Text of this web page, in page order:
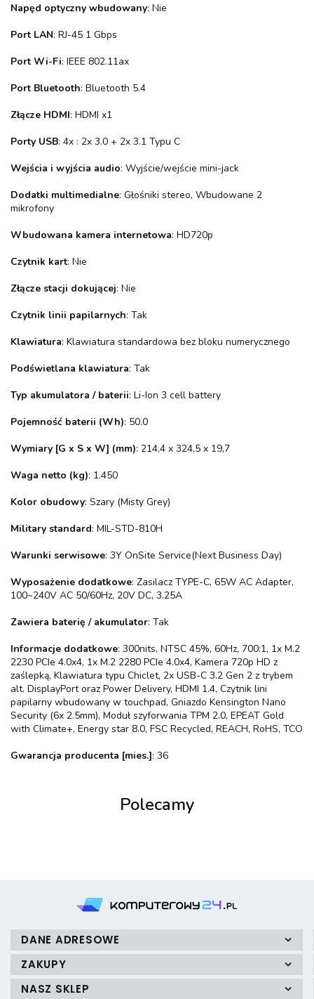
Napęd optyczny wbudowany: Nie
Port LAN: RJ-45 1 Gbps
Port Wi-Fi: IEEE 802.11ax
Port Bluetooth: Bluetooth 5.4
Złącze HDMI: HDMI x1
Porty USB: 4x : 2x 3.0 + 2x 3.1 Typu C
Wejścia i wyjścia audio: Wyjście/wejście mini-jack
Dodatki multimedialne: Głośniki stereo, Wbudowane 2
mikrofony
Wbudowana kamera internetowa: HD720p
Czytnik kart: Nie
Złącze stacji dokującej: Nie
Czytnik linii papilarnych: Tak
Klawiatura: Klawiatura standardowa bez bloku numerycznego
Podświetlana klawiatura: Tak
Typ akumulatora / baterii: Li-Ion 3 cell battery
Pojemność baterii (Wh): 50.0
Wymiary [G x S x W] (mm): 214,4 x 324,5 x 19,7
Waga netto (kg): 1.450
Kolor obudowy: Szary (Misty Grey)
Military standard: MIL-STD-810H
Warunki serwisowe: 3Y OnSite Service(Next Business Day)
Wyposażenie dodatkowe: Zasilacz TYPE-C, 65W AC Adapter,
100~240V AC 50/60Hz, 20V DC, 3.25A
Zawiera baterię / akumulator: Tak
Informacje dodatkowe: 300nits, NTSC 45%, 60Hz, 700:1, 1x M.2
2230 PCIe 4.0x4, 1x M.2 2280 PCIe 4.0x4, Kamera 720p HD z
zaślepką, Klawiatura typu Chiclet, 2x USB-C 3.2 Gen 2 z trybem
alt. DisplayPort oraz Power Delivery, HDMI 1.4, Czytnik lini
papilarny wbudowany w touchpad, Gniazdo Kensington Nano
Security (6x 2.5mm), Moduł szyforwania TPM 2.0, EPEAT Gold
with Climate+, Energy star 8.0, FSC Recycled, REACH, RoHS, TCO
Gwarancja producenta [mies.]: 36
Polecamy
DANE ADRESOWE
ZAKUPY
NASZ SKLEP